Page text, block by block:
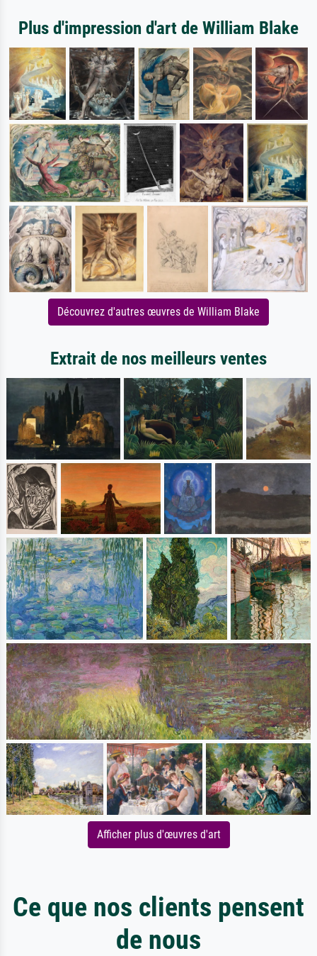
Plus d'impression d'art de William Blake
Découvrez d'autres œuvres de William Blake
Extrait de nos meilleurs ventes
Afficher plus d'œuvres d'art
Ce que nos clients pensent
de nous